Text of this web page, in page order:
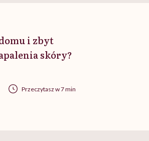
i zbyt
skóry?
Przeczytasz w 7 min